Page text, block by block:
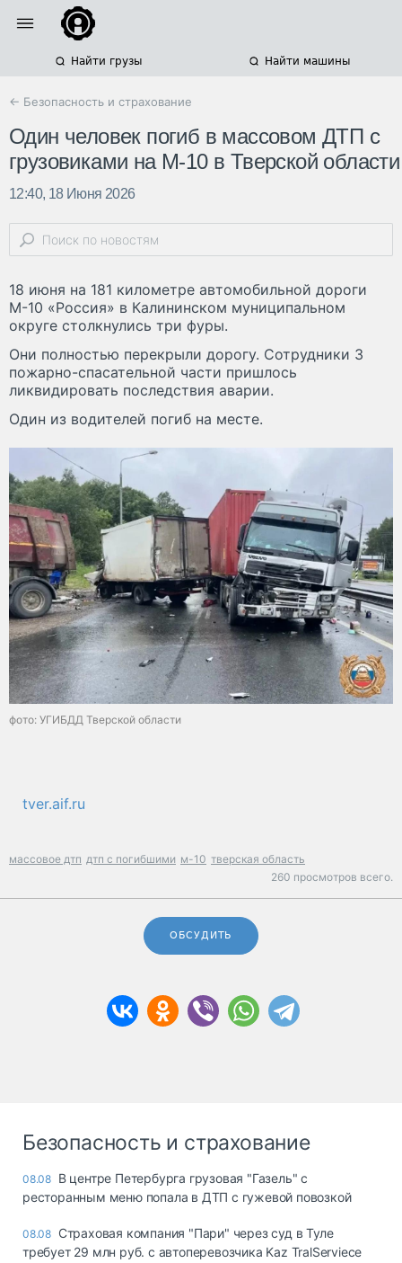
Найти грузы Найти машины
← Безопасность и страхование
Один человек погиб в массовом ДТП с
грузовиками на М-10 в Тверской области
12:40, 18 Июня 2026
18 июня на 181 километре автомобильной дороги
М-10 «Россия» в Калининском муниципальном
округе столкнулись три фуры.
Они полностью перекрыли дорогу. Сотрудники 3
пожарно-спасательной части пришлось
ликвидировать последствия аварии.
Один из водителей погиб на месте.
фото: УГИБДД Тверской области
tver.aif.ru
массовое дтп дтп с погибшими м-10 тверская область
260 просмотров всего.
ОБСУДИТЬ
Безопасность и страхование
08.08 В центре Петербурга грузовая "Газель" с
ресторанным меню попала в ДТП с гужевой повозкой
08.08 Страховая компания "Пари" через суд в Туле
требует 29 млн руб. с автоперевозчика Kaz TralServiece